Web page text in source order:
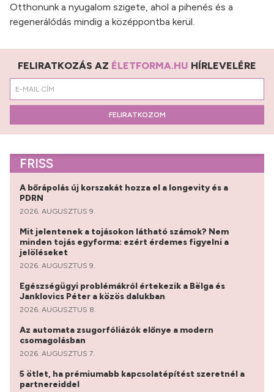
Otthonunk a nyugalom szigete, ahol a pihenés és a
regenerálódás mindig a középpontba kerül.
FELIRATKOZÁS AZ ÉLETFORMA.HU HÍRLEVELÉRE
FELIRATKOZOM
FRISS
A bőrápolás új korszakát hozza el a longevity és a
PDRN
2026. AUGUSZTUS 9.
Mit jelentenek a tojásokon látható számok? Nem
minden tojás egyforma: ezért érdemes figyelni a
jelöléseket
2026. AUGUSZTUS 9.
Egészségügyi problémákról értekezik a Bëlga és
Janklovics Péter a közös dalukban
2026. AUGUSZTUS 8.
Az automata zsugorfóliázók előnye a modern
csomagolásban
2026. AUGUSZTUS 7.
5 ötlet, ha prémiumabb kapcsolatépítést szeretnél a
partnereiddel